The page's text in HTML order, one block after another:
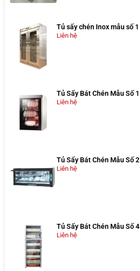
Tủ sấy chén Inox mẫu số 1
Liên hệ
Tủ Sấy Bát Chén Mẫu Số 1
Liên hệ
Tủ Sấy Bát Chén Mẫu Số 2
Liên hệ
Tủ Sấy Bát Chén Mẫu Số 4
Liên hệ